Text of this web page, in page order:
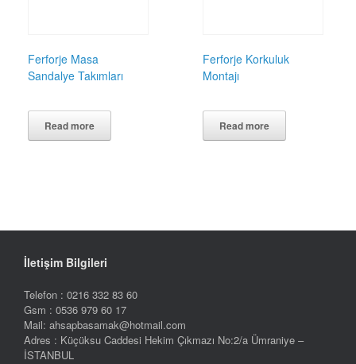
Ferforje Masa
Sandalye Takımları
Read more
Ferforje Korkuluk
Montajı
Read more
İletişim Bilgileri
Telefon : 0216 332 83 60
Gsm : 0536 979 60 17
Mail: ahsapbasamak@hotmail.com
Adres : Küçüksu Caddesi Hekim Çıkmazı No:2/a Ümraniye –
İSTANBUL